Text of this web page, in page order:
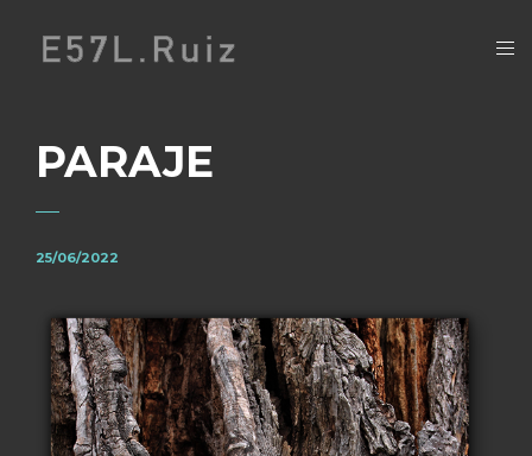
PARAJE
25/06/2022